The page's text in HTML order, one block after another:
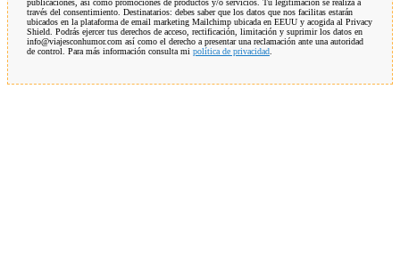
publicaciones, así como promociones de productos y/o servicios. Tu legitimación se realiza a
través del consentimiento. Destinatarios: debes saber que los datos que nos facilitas estarán
ubicados en la plataforma de email marketing Mailchimp ubicada en EEUU y acogida al Privacy
Shield. Podrás ejercer tus derechos de acceso, rectificación, limitación y suprimir los datos en
info@viajesconhumor.com así como el derecho a presentar una reclamación ante una autoridad
de control. Para más información consulta mi política de privacidad.